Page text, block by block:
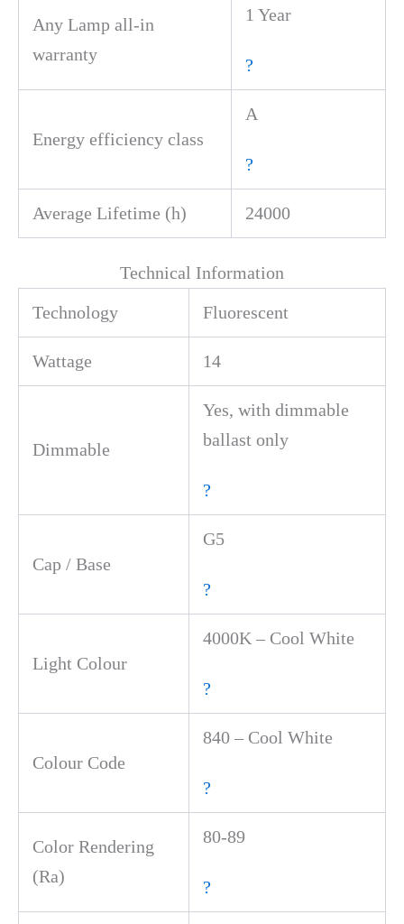
Any Lamp all-in
warranty
1 Year
?
Energy efficiency class
A
?
Average Lifetime (h) 24000
Technical Information
Technology
Fluorescent
Wattage 14
Dimmable
Yes, with dimmable
ballast only
?
Cap / Base
G5
?
Light Colour
4000K – Cool White
?
Colour Code
840 – Cool White
?
Color Rendering
(Ra)
80-89
?